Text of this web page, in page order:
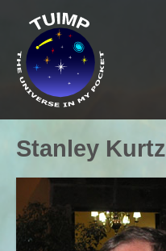
Stanley Kurtz